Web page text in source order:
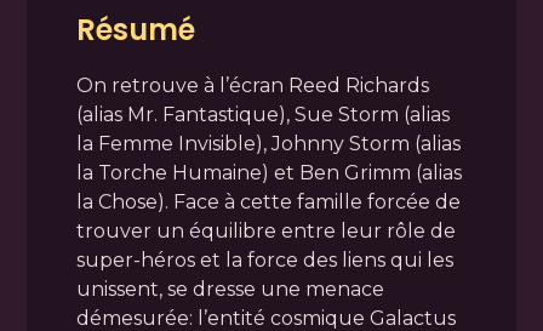
Résumé
On retrouve à l’écran Reed Richards
(alias Mr. Fantastique), Sue Storm (alias
la Femme Invisible), Johnny Storm (alias
la Torche Humaine) et Ben Grimm (alias
la Chose). Face à cette famille forcée de
trouver un équilibre entre leur rôle de
super-héros et la force des liens qui les
unissent, se dresse une menace
démesurée: l’entité cosmique Galactus